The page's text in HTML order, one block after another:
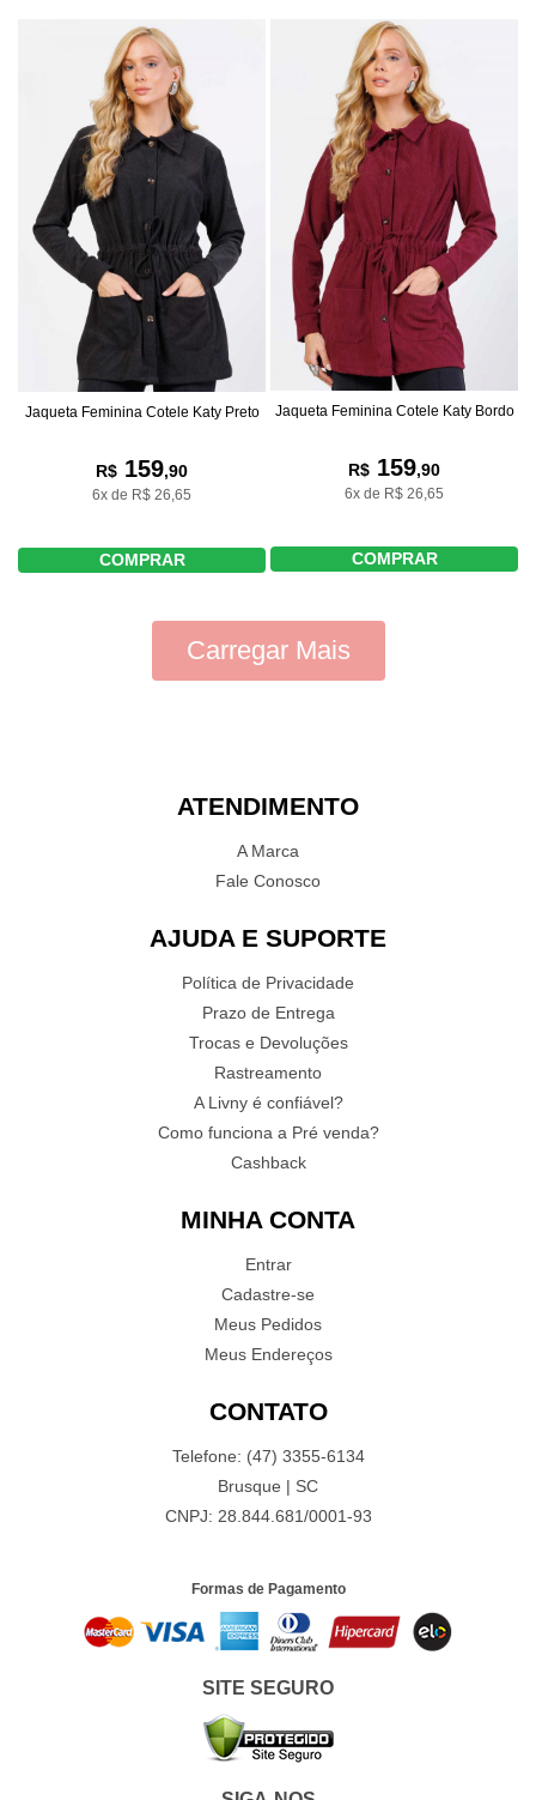
Jaqueta Feminina Cotele Katy Preto
R$ 159,90
6x de R$ 26,65
COMPRAR
Jaqueta Feminina Cotele Katy Bordo
R$ 159,90
6x de R$ 26,65
COMPRAR
Carregar Mais
ATENDIMENTO
A Marca
Fale Conosco
AJUDA E SUPORTE
Política de Privacidade
Prazo de Entrega
Trocas e Devoluções
Rastreamento
A Livny é confiável?
Como funciona a Pré venda?
Cashback
MINHA CONTA
Entrar
Cadastre-se
Meus Pedidos
Meus Endereços
CONTATO
Telefone: (47) 3355-6134
Brusque | SC
CNPJ: 28.844.681/0001-93
Formas de Pagamento
SITE SEGURO